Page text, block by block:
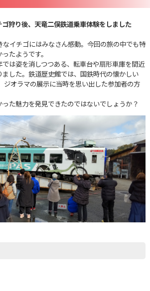
狩り後、天竜二俣鉄道乗車体験をしました
イチゴにはみなさん感動。今回の旅の中でも特
たようです。
は姿を消しつつある、転車台や扇形車庫を間近
した。鉄道歴史館では、国鉄時代の懐かしい
ジオラマの展示に当時を思い出した参加者の方
た魅力を発見できたのではないでしょうか？